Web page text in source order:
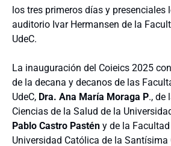
los tres primeros días y presenciales
auditorio Ivar Hermansen de la
UdeC.
La inauguración del Coieics 2025
de la decana y decanos de las
UdeC, Dra. Ana María Moraga P., de
Ciencias de la Salud de la
Pablo Castro Pastén y de la
Universidad Católica de la Santísima